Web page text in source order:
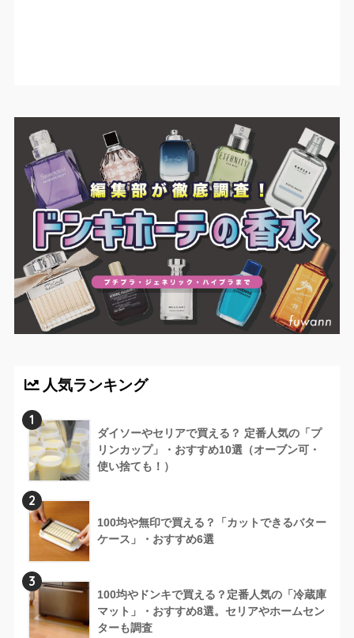
人気ランキング
1
ダイソーやセリアで買える？ 定番人気の「プ
リンカップ」・おすすめ10選（オーブン可・
使い捨ても！）
2
100均や無印で買える？「カットできるバター
ケース」・おすすめ6選
3
100均やドンキで買える？定番人気の「冷蔵庫
マット」・おすすめ8選。セリアやホームセン
ターも調査